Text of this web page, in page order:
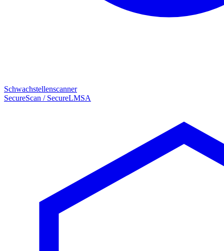
Schwachstellenscanner
SecureScan / SecureLMSA